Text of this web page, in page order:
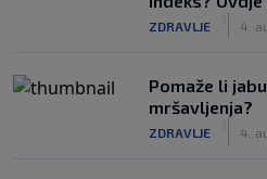
ZDRAVLJE 4.
Pomaže li
mršavljenja?
ZDRAVLJE 4.